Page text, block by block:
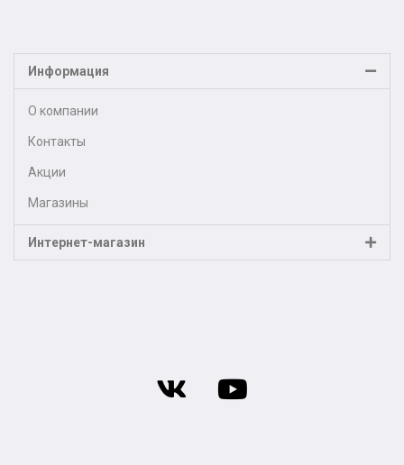
Информация
О компании
Контакты
Акции
Магазины
Интернет-магазин